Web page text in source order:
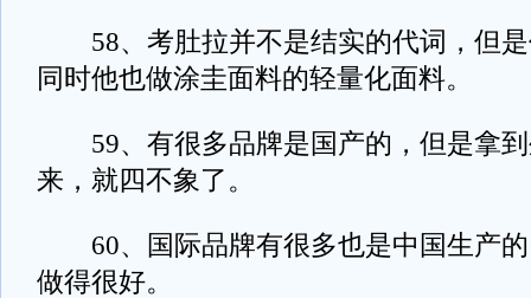
58、考肚拉并不是结实的代词，但是
同时他也做涂圭面料的轻量化面料。
59、有很多品牌是国产的，但是拿到
来，就四不象了。
60、国际品牌有很多也是中国生产的
做得很好。